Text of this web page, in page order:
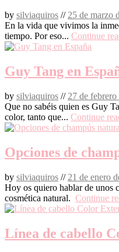
by silviaquiros // 25 de marzo
En la vida que vivimos la
tiempo. Por eso... Continue
Guy Tang en
by silviaquiros // 27 de
Que no sabéis quien es Guy
color, tanto que... Continue
Opciones de
by silviaquiros // 21 de enero
Hoy os quiero hablar de unos
cosmética natural. Continue
Línea de cabello